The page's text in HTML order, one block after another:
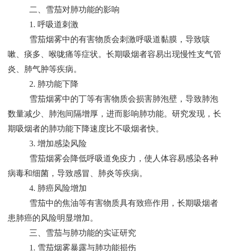
二、雪茄对肺功能的影响
1. 呼吸道刺激
雪茄烟雾中的有害物质会刺激呼吸道黏膜，导致咳
嗽、痰多、喉咙痛等症状。长期吸烟者容易出现慢性支气管
炎、肺气肿等疾病。
2. 肺功能下降
雪茄烟雾中的丁等有害物质会损害肺泡壁，导致肺泡
数量减少、肺泡间隔增厚，进而影响肺功能。研究发现，长
期吸烟者的肺功能下降速度比不吸烟者快。
3. 增加感染风险
雪茄烟雾会降低呼吸道免疫力，使人体容易感染各种
病毒和细菌，导致感冒、肺炎等疾病。
4. 肺癌风险增加
雪茄中的焦油等有害物质具有致癌作用，长期吸烟者
患肺癌的风险明显增加。
三、雪茄与肺功能的实证研究
1. 雪茄烟雾暴露与肺功能损伤